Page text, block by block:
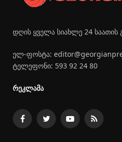
დღის ყველა სიახლე 24 საათის
ელ-ფოსტა:
ტელეფონი: 593 92 24 80
რეკლამა
FacebookTwitterYouTubeRSS